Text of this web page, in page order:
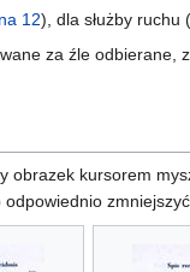
12), dla służby ruchu (
za źle odbierane,
kursorem
odpowiednio